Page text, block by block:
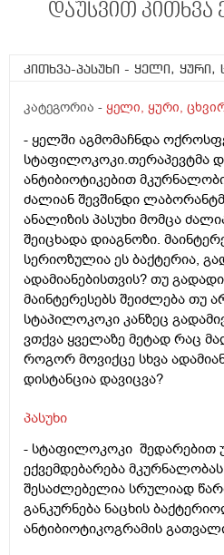
დაუსვით კითხვა
კითხვა-პასუხი - ყელი, ყური,
კატეგორია - ყელი, ყური,
- ყელში აგმომაჩნდა
სტაფილოკოკი.თერაპევტმა
ანტიბიოტიკებით
ძალიან შევშინდი
ანალიზის პასუხი მომცა
შეიცხადა დიაგნოზი.
სერიოზულია ეს ბაქტერია,
ადამიანებისთვის? თუ
მაინტერესებს შეიძლება თუ
სტაპილოკოკი კანზეც
ვთქვა ყველაზე მეტად რაც
როგორ მოვიქცე სხვა
დისტანცია დავიცვა?
პასუხი
- სტაფილოკოკი
ექვემდებარება
შესაძლებელია სრულიად
განკურნება ნაცხის
ანტიბიოტიკოგრამის